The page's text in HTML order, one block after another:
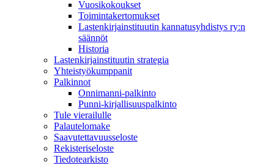
Vuosikokoukset
Toimintakertomukset
Lastenkirjainstituutin kannatusyhdistys ry:n
säännöt
Historia
Lastenkirjainstituutin strategia
Yhteistyökumppanit
Palkinnot
Onnimanni-palkinto
Punni-kirjallisuuspalkinto
Tule vierailulle
Palautelomake
Saavutettavuusseloste
Rekisteriseloste
Tiedotearkisto